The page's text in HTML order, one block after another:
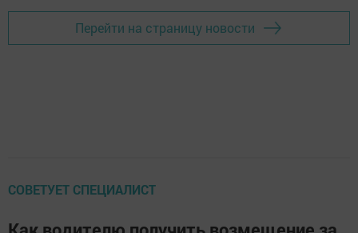
Перейти на страницу новости
СОВЕТУЕТ СПЕЦИАЛИСТ